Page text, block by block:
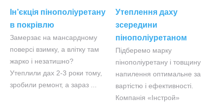
Ін’єкція пінополіуретану
в покрівлю
Замерзає на мансардному
поверсі взимку, а влітку там
жарко і незатишно?
Утеплили дах 2-3 роки тому,
зробили ремонт, а зараз ...
Утеплення даху
зсередини
пінополіуретаном
Підберемо марку
пінополіуретану і товщину
напилення оптимальне за
вартістю і ефективності.
Компанія «Інстрой»